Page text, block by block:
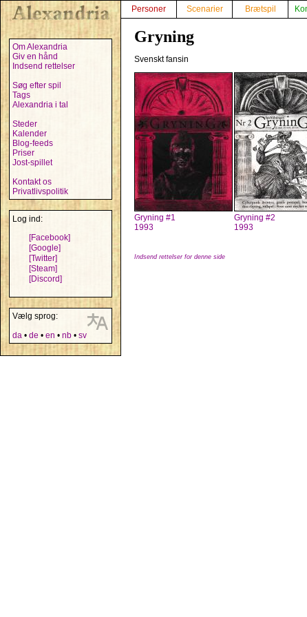
Om Alexandria
Giv en hånd
Indsend rettelser
Søg efter spil
Tags
Alexandria i tal
Steder
Kalender
Blog-feeds
Priser
Jost-spillet
Kontakt os
Privatlivspolitik
Log ind:
[Facebook]
[Google]
[Twitter]
[Steam]
[Discord]
Vælg sprog:
da • de • en • nb • sv
Personer Scenarier Brætspil
Gryning
Svenskt fansin
Gryning #1
1993
Gryning #2
1993
Indsend rettelser for denne side